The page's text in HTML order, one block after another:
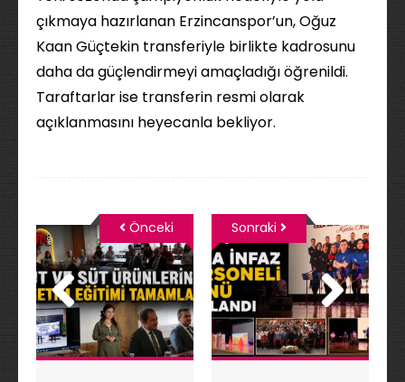
çıkmaya hazırlanan Erzincanspor’un, Oğuz
Kaan Güçtekin transferiyle birlikte kadrosunu
daha da güçlendirmeyi amaçladığı öğrenildi.
Taraftarlar ise transferin resmi olarak
açıklanmasını heyecanla bekliyor.
Önceki Sonraki